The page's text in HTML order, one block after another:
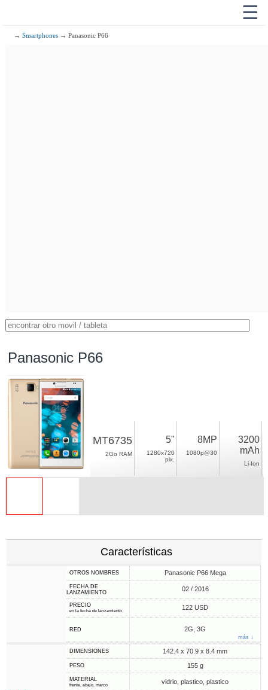
☰
→Smartphones → Panasonic P66
Panasonic P66
MT6735
2Go RAM
5"
1280x720
pix.
8MP
1080p@30
3200
mAh
Li-Ion
Características
OTROS NOMBRES Panasonic P66 Mega
FECHA DE
LANZAMIENTO
02 / 2016
PRECIO
en la fecha de lanzamiento 122 USD
RED 2G, 3G
más ↓
DIMENSIONES 142.4 x 70.9 x 8.4 mm
PESO 155 g
MATERIAL
frente, abajo, marco vidrio, plastico, plastico